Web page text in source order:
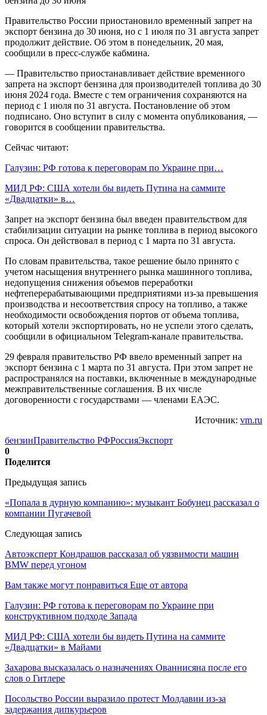
Правительство России приостановило временный запрет на
экспорт бензина до 30 июня, но с 1 июля по 31 августа запрет
продолжит действие. Об этом в понедельник, 20 мая,
сообщили в пресс-службе кабмина.
— Правительство приостанавливает действие временного
запрета на экспорт бензина для производителей топлива до 30
июня 2024 года. Вместе с тем ограничения сохраняются на
период с 1 июля по 31 августа. Постановление об этом
подписано. Оно вступит в силу с момента опубликования, —
говорится в сообщении правительства.
Сейчас читают:
Галузин: РФ готова к переговорам по Украине при…
МИД РФ: США хотели бы видеть Путина на саммите
«Двадцатки» в…
Запрет на экспорт бензина был введен правительством для
стабилизации ситуации на рынке топлива в период высокого
спроса. Он действовал в период с 1 марта по 31 августа.
По словам правительства, такое решение было принято с
учетом насыщения внутреннего рынка машинного топлива,
недопущения снижения объемов переработки
нефтеперерабатывающими предприятиями из-за превышения
производства и несоответствия спросу на топливо, а также
необходимости освобождения портов от объема топлива,
который хотели экспортировать, но не успели этого сделать,
сообщили в официальном Telegram-канале правительства.
29 февраля правительство РФ ввело временный запрет на
экспорт бензина с 1 марта по 31 августа. При этом запрет не
распространялся на поставки, включенные в международные
межправительственные соглашения. В их числе
договоренности с государствами — членами ЕАЭС.
Источник: vm.ru
бензинПравительство РФРоссияЭкспорт
0
Поделится
Предыдущая запись
«Попала в дурную компанию»: музыкант Бобунец рассказал о
компании Пугачевой
Следующая запись
Автоэксперт Кондрашов рассказал об уязвимости машин
BMW перед угоном
Вам также могут понравиться Еще от автора
Галузин: РФ готова к переговорам по Украине при
конструктивном подходе Запада
МИД РФ: США хотели бы видеть Путина на саммите
«Двадцатки» в Майами
Захарова высказалась о назначениях Ованнисяна после его
слов о Гитлере
Посольство России выразило протест Молдавии из-за
задержания дипкурьеров